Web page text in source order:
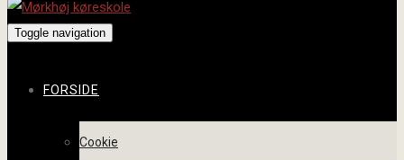
Toggle navigation
FORSIDE
Cookie